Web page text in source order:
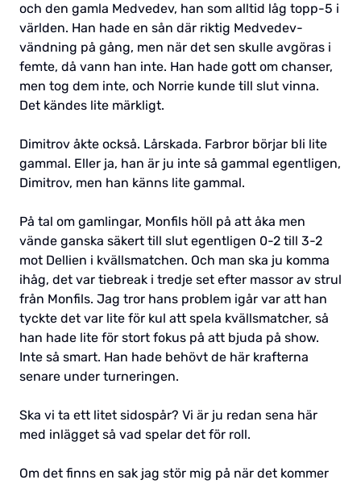
och den gamla Medvedev, han som alltid låg topp-5 i
världen. Han hade en sån där riktig Medvedev-
vändning på gång, men när det sen skulle avgöras i
femte, då vann han inte. Han hade gott om chanser,
men tog dem inte, och Norrie kunde till slut vinna.
Det kändes lite märkligt.
Dimitrov åkte också. Lårskada. Farbror börjar bli lite
gammal. Eller ja, han är ju inte så gammal egentligen,
Dimitrov, men han känns lite gammal.
På tal om gamlingar, Monfils höll på att åka men
vände ganska säkert till slut egentligen 0-2 till 3-2
mot Dellien i kvällsmatchen. Och man ska ju komma
ihåg, det var tiebreak i tredje set efter massor av strul
från Monfils. Jag tror hans problem igår var att han
tyckte det var lite för kul att spela kvällsmatcher, så
han hade lite för stort fokus på att bjuda på show.
Inte så smart. Han hade behövt de här krafterna
senare under turneringen.
Ska vi ta ett litet sidospår? Vi är ju redan sena här
med inlägget så vad spelar det för roll.
Om det finns en sak jag stör mig på när det kommer